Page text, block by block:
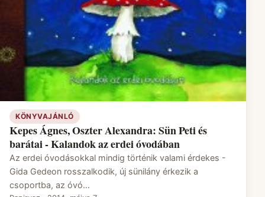
KÖNYVAJÁNLÓ
Kepes Ágnes, Oszter Alexandra: Sün Peti és
barátai - Kalandok az erdei óvodában
Az erdei óvodásokkal mindig történik valami érdekes -
Gida Gedeon rosszalkodik, új sünilány érkezik a
csoportba, az óvó…